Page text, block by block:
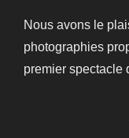
Nous avons le
photographies
premier spectacle